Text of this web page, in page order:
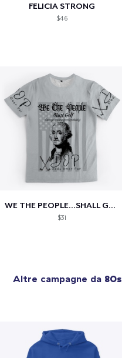
FELICIA STRONG
$46
WE THE PEOPLE...SHALL GOLF!!!
$31
Altre campagne da 80s